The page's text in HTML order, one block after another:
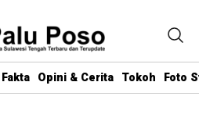
Opini & Cerita Tokoh Foto